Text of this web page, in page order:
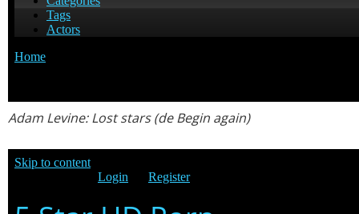
Adam Levine:Lost stars(deBegin again)